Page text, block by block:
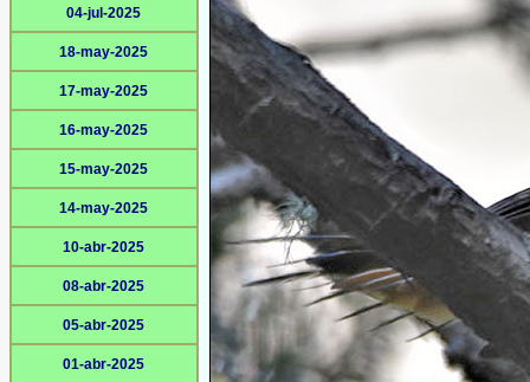
04-jul-2025
18-may-2025
17-may-2025
16-may-2025
15-may-2025
14-may-2025
10-abr-2025
08-abr-2025
05-abr-2025
01-abr-2025